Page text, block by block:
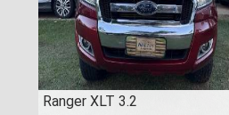
Ranger XLT 3.2